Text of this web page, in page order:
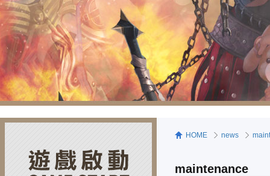
HOME news
maintenance